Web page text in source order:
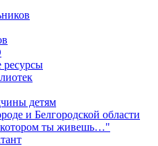
ресурсы
детям
и Белгородской области
котором ты живешь…"